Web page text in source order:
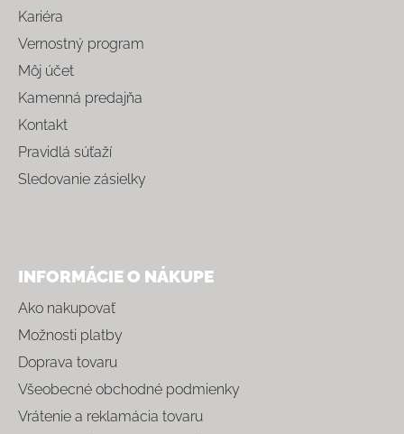
Kariéra
Vernostný program
Môj účet
Kamenná predajňa
Kontakt
Pravidlá súťaží
Sledovanie zásielky
INFORMÁCIE O NÁKUPE
Ako nakupovať
Možnosti platby
Doprava tovaru
Všeobecné obchodné podmienky
Vrátenie a reklamácia tovaru